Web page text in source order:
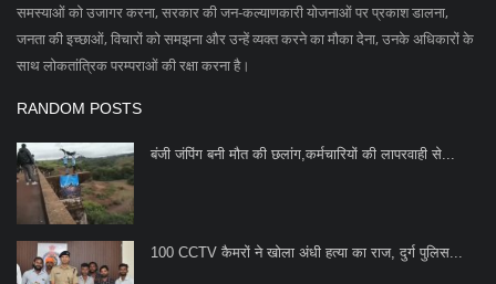
समस्याओं को उजागर करना, सरकार की जन-कल्याणकारी योजनाओं पर प्रकाश डालना,
जनता की इच्छाओं, विचारों को समझना और उन्हें व्यक्त करने का मौका देना, उनके अधिकारों के
साथ लोकतांत्रिक परम्पराओं की रक्षा करना है।
RANDOM POSTS
बंजी जंपिंग बनी मौत की छलांग,कर्मचारियों की लापरवाही से...
100 CCTV कैमरों ने खोला अंधी हत्या का राज, दुर्ग पुलिस...